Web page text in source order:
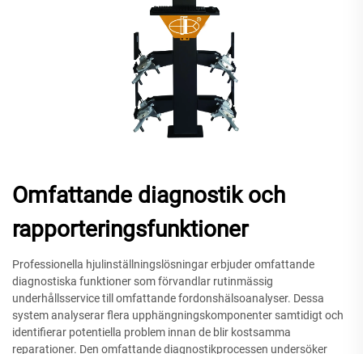
Omfattande diagnostik och
rapporteringsfunktioner
Professionella hjulinställningslösningar erbjuder omfattande
diagnostiska funktioner som förvandlar rutinmässig
underhållsservice till omfattande fordonshälsoanalyser. Dessa
system analyserar flera upphängningskomponenter samtidigt och
identifierar potentiella problem innan de blir kostsamma
reparationer. Den omfattande diagnostikprocessen undersöker